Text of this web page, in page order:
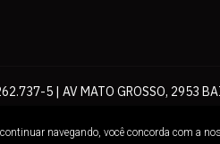
5 | AV MATO GROSSO, 2953
ou parcial sem nossa autorização.
navegando, você concorda com a